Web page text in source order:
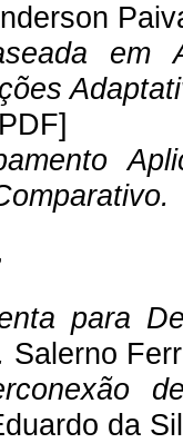
em
PDF]
para
Salerno
da